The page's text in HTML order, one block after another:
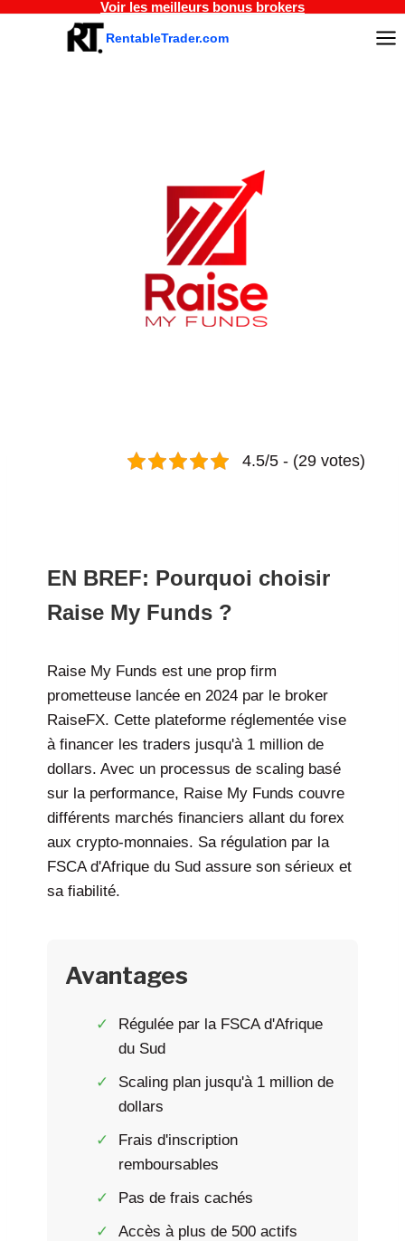
Aller
Voir les meilleurs bonus brokers
RentableTrader.com
4.5/5 - (29 votes)
EN BREF: Pourquoi choisir
Raise My Funds ?
Raise My Funds est une prop firm
prometteuse lancée en 2024 par le broker
RaiseFX. Cette plateforme réglementée vise
à financer les traders jusqu'à 1 million de
dollars. Avec un processus de scaling basé
sur la performance, Raise My Funds couvre
différents marchés financiers allant du forex
aux crypto-monnaies. Sa régulation par la
FSCA d'Afrique du Sud assure son sérieux et
sa fiabilité.
Avantages
Régulée par la FSCA d'Afrique
du Sud
Scaling plan jusqu'à 1 million de
dollars
Frais d'inscription
remboursables
Pas de frais cachés
Accès à plus de 500 actifs